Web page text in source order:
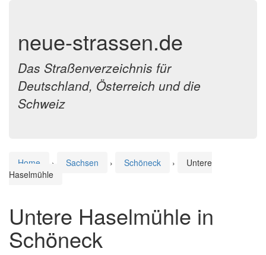
neue-strassen.de
Das Straßenverzeichnis für
Deutschland, Österreich und die
Schweiz
Home › Sachsen › Schöneck ›
Untere
Haselmühle
Untere Haselmühle in
Schöneck